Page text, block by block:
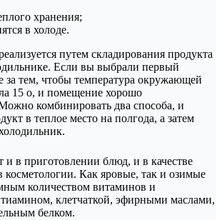
хранения;
в холоде.
путем складирования продукта
Если вы выбрали первый
за тем, чтобы температура окружающей
15 о, и помещение хорошо
комбинировать два способа, и
в теплое место на полгода, а затем
и в приготовлении блюд, и в качестве
косметологии. Как яровые, так и озимые
количеством витаминов и
клетчаткой, эфирными маслами,
белком.